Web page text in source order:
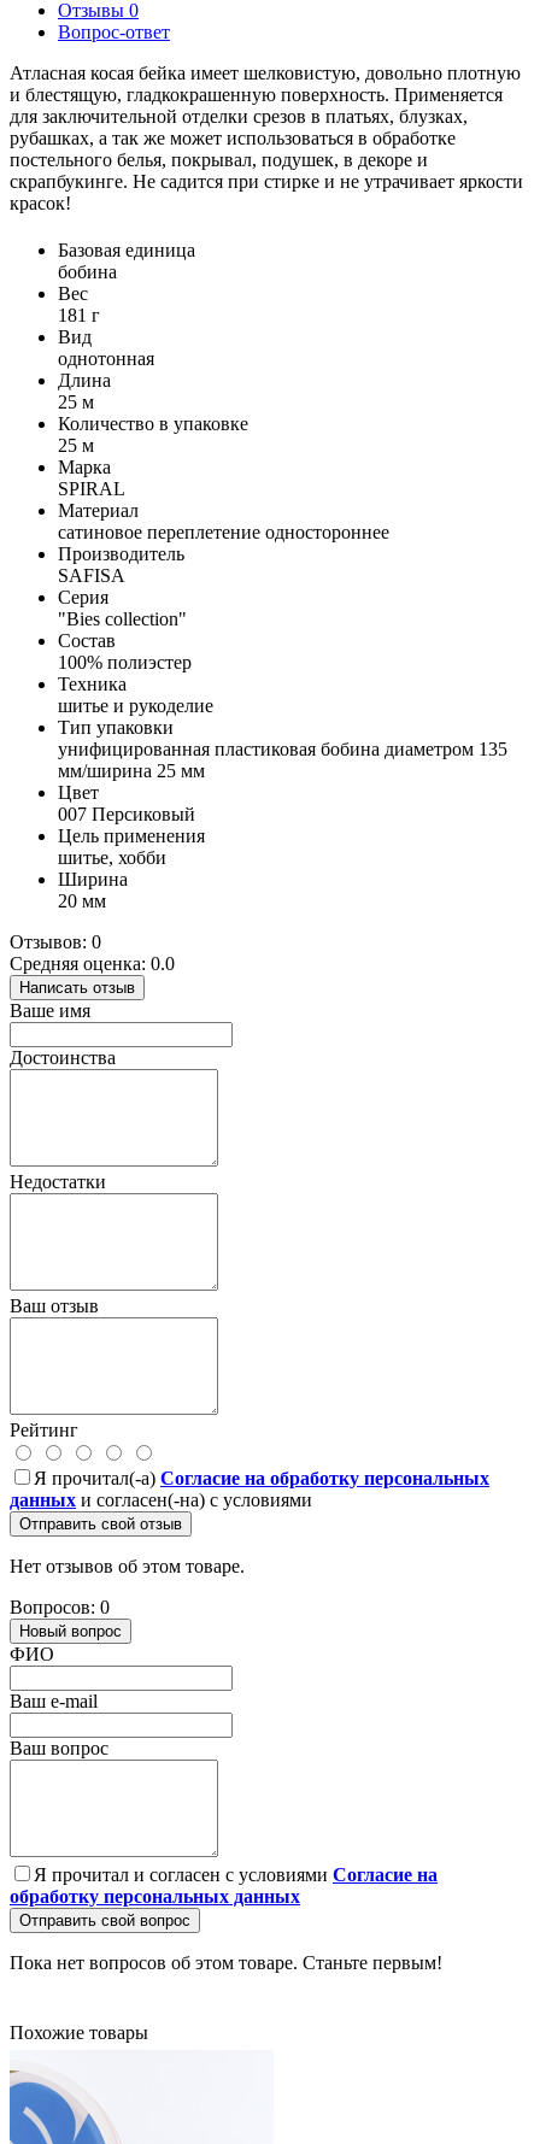
Отзывы 0
Вопрос-ответ
Атласная косая бейка имеет шелковистую, довольно плотную
и блестящую, гладкокрашенную поверхность. Применяется
для заключительной отделки срезов в платьях, блузках,
рубашках, а так же может использоваться в обработке
постельного белья, покрывал, подушек, в декоре и
скрапбукинге. Не садится при стирке и не утрачивает яркости
красок!
Базовая единица
бобина
Вес
181 г
Вид
однотонная
Длина
25 м
Количество в упаковке
25 м
Марка
SPIRAL
Материал
сатиновое переплетение одностороннее
Производитель
SAFISA
Серия
"Bies collection"
Состав
100% полиэстер
Техника
шитье и рукоделие
Тип упаковки
унифицированная пластиковая бобина диаметром 135
мм/ширина 25 мм
Цвет
007 Персиковый
Цель применения
шитье, хобби
Ширина
20 мм
Отзывов: 0
Средняя оценка: 0.0
Написать отзыв
Ваше имя
Достоинства
Недостатки
Ваш отзыв
Рейтинг
Я прочитал(-а) Согласие на обработку персональных
данных и согласен(-на) с условиями
Отправить свой отзыв
Нет отзывов об этом товаре.
Вопросов: 0
Новый вопрос
ФИО
Ваш e-mail
Ваш вопрос
Я прочитал и согласен с условиями Согласие на
обработку персональных данных
Отправить свой вопрос
Пока нет вопросов об этом товаре. Станьте первым!
Похожие товары